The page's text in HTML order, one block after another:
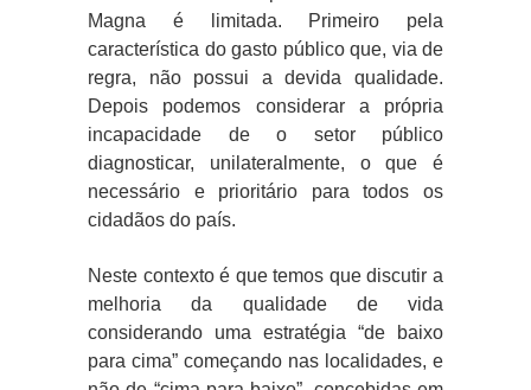
Magna é limitada. Primeiro pela
característica do gasto público que, via de
regra, não possui a devida qualidade.
Depois podemos considerar a própria
incapacidade de o setor público
diagnosticar, unilateralmente, o que é
necessário e prioritário para todos os
cidadãos do país.
Neste contexto é que temos que discutir a
melhoria da qualidade de vida
considerando uma estratégia “de baixo
para cima” começando nas localidades, e